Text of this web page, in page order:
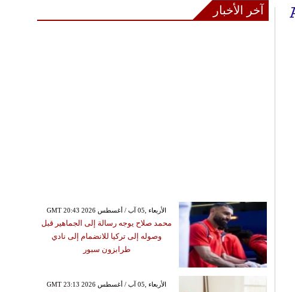
آخر الأخبار
GMT 20:43 2026 الأربعاء ,05 آب / أغسطس
محمد صلاح يوجه رسالة إلى الجماهير قبل
وصوله إلى تركيا للانضمام إلى نادي
طرابزون سبور
GMT 23:13 2026 الأربعاء ,05 آب / أغسطس